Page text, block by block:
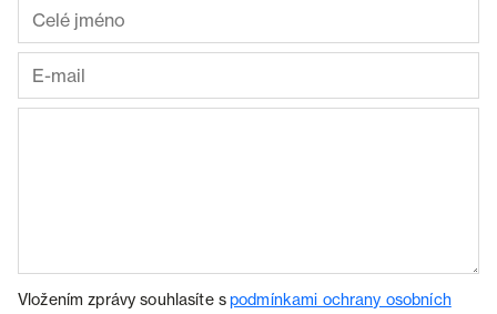
Vložením zprávy souhlasíte spodmínkami ochrany osobních